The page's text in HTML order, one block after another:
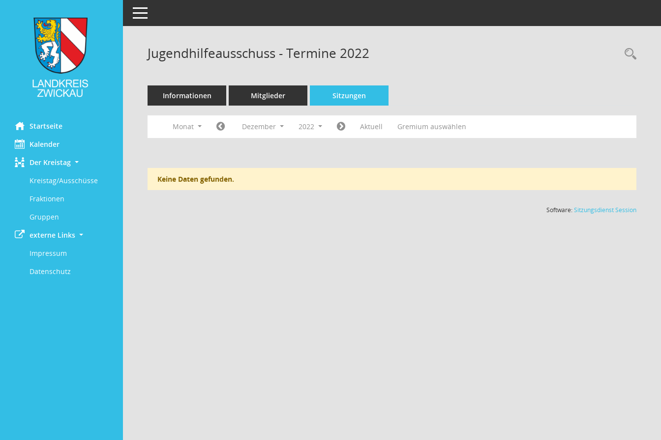
Startseite
Kalender
Der Kreistag
Kreistag/Ausschüsse
Fraktionen
Gruppen
externe Links
Impressum
Datenschutz
Toggle navigation
Jugendhilfeausschuss - Termine 2022
Informationen Mitglieder Sitzungen
Monat Dezember 2022 Aktuell Gremium auswählen
Keine Daten gefunden.
Software:SitzungsdienstSession(Wird in